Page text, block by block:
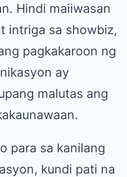
Hindi maiiwasan
intriga sa showbiz,
pagkakaroon ng
ay
malutas ang
para sa kanilang
kundi pati na